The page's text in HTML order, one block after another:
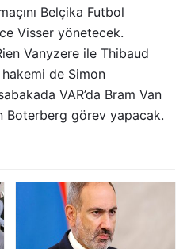
Belçika Futbol
Visser yönetecek.
Vanyzere ile Thibaud
de Simon
VAR’da Bram Van
Boterberg görev yapacak.